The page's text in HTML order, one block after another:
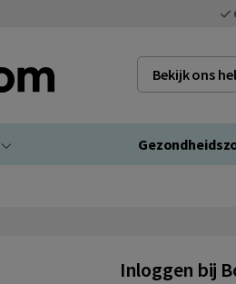
Bekijk ons
Inloggen bij